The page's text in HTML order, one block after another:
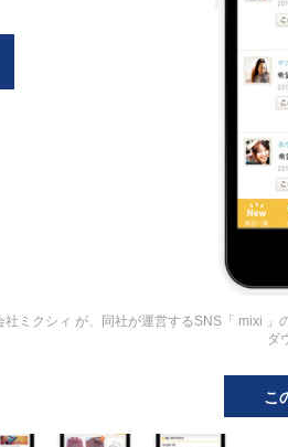
社ミクシィ が、同社が運営するSNS「 mixi 」
ダ
こ